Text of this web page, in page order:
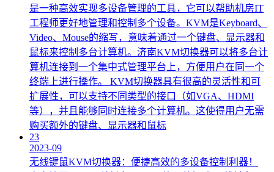
是一种高效实现多设备管理的工具，它可以帮助机房IT
工程师更好地管理和控制多个设备。KVM是Keyboard、
Video、Mouse的缩写，意味着通过一个键盘、显示器和
鼠标来控制多台计算机。济南KVM切换器可以将多台计
算机连接到一个集中式管理平台上，方便用户在同一个
终端上进行操作。 KVM切换器具有很高的灵活性和可
扩展性，可以支持不同类型的接口（如VGA、HDMI
等），并且能够同时连接多个计算机。这使得用户无需
购买额外的键盘、显示器和鼠标
23
2023-09
无线键鼠KVM切换器：便捷高效的多设备控制利器！